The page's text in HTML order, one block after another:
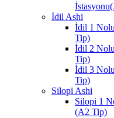
İdil Ashi
İdil 1
Tip)
İdil 2
Tip)
İdil 3
Tip)
Silopi Ashi
Silopi 1
(A2 Tip)